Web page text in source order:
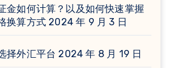
金如何计算？以及如何快速掌握
换算方式 2024 年 9 月 3 日
择外汇平台 2024 年 8 月 19 日